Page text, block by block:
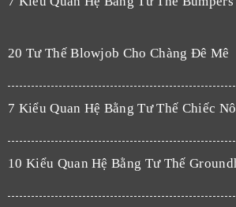
20 Tư Thế Blowjob Cho Chàng Đê Mê
7 Kiểu Quan Hệ Bằng Tư Thế Chiếc
10 Kiểu Quan Hệ Bằng Tư Thế